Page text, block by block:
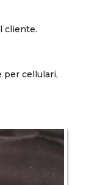
cliente.
cellulari,